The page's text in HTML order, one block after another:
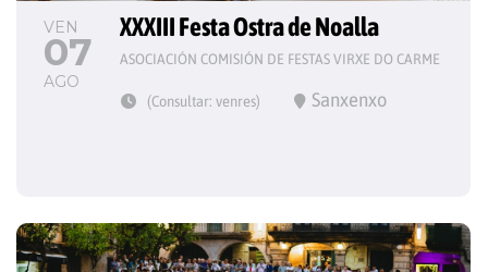
VEN
07
AGO
XXXIII Festa Ostra de Noalla
ASOCIACIÓN COMISIÓN DE FESTAS VIRXE DO CARME
(Consultar: venres) Sanxenxo